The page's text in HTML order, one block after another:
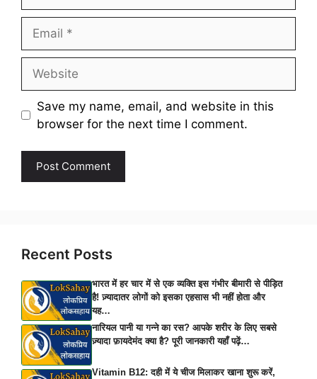
Save my name, email, and website in this
browser for the next time I comment.
Recent Posts
भारत में हर चार में से एक व्यक्ति इस गंभीर बीमारी से पीड़ित
है! ज़्यादातर लोगों को इसका एहसास भी नहीं होता और
यह…
नारियल पानी या गन्ने का रस? आपके शरीर के लिए सबसे
ज़्यादा फ़ायदेमंद क्या है? पूरी जानकारी यहाँ पढ़ें…
Vitamin B12: दही में ये चीज मिलाकर खाना शुरू करें,